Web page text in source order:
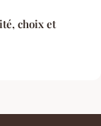
choix et